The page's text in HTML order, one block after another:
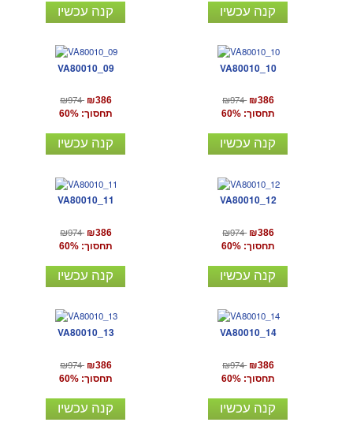
קנה עכשיו קנה עכשיו
VA80010_09
₪974 ₪386
תחסוך: 60%
קנה עכשיו
VA80010_10
₪974 ₪386
תחסוך: 60%
קנה עכשיו
VA80010_11
₪974 ₪386
תחסוך: 60%
קנה עכשיו
VA80010_12
₪974 ₪386
תחסוך: 60%
קנה עכשיו
VA80010_13
₪974 ₪386
תחסוך: 60%
קנה עכשיו
VA80010_14
₪974 ₪386
תחסוך: 60%
קנה עכשיו